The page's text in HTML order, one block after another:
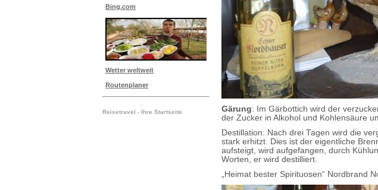
Gärung: Im Gärbottich wird der
der Zucker in Alkohol und Kohlensäure
Destillation: Nach drei Tagen wird die
stark erhitzt. Dies ist der eigentliche
aufsteigt, wird aufgefangen, durch
Worten, er wird destilliert.
„Heimat bester Spirituosen“ Nordbrand
Bing.com
Wetter weltweit
Routenplaner
Reisetravel - Ihre Startseite